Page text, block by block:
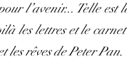
l’avenir... Telle
les lettres et le
les rêves de Peter Pan.